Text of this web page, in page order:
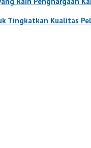
Tingkatkan Kualitas